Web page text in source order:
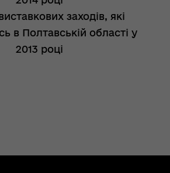
заходів, які
в Полтавській області у
2013 році